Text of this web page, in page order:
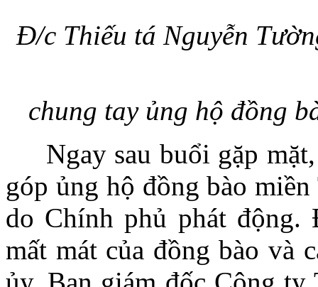
Đ/c Thiếu tá Nguyễn
chung tay ủng hộ đồng
Ngay sau buổi gặp mặt,
góp ủng hộ đồng bào
do Chính phủ phát
mất mát của đồng bào và